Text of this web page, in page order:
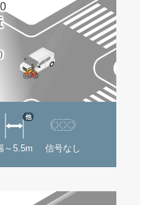
～5.5m
他
信号なし